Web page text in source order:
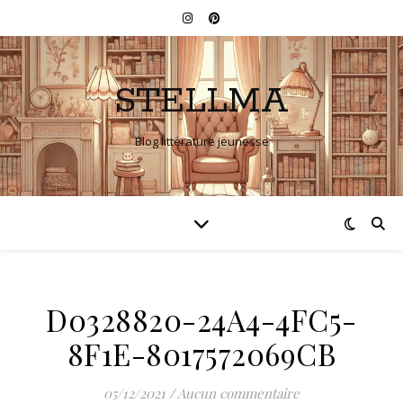
STELLMA
Blog littérature jeunesse
D0328820-24A4-4FC5-
8F1E-8017572069CB
05/12/2021 /Aucun commentaire